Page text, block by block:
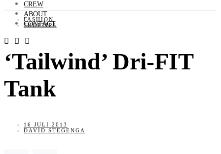
CREW
ABOUT
CONTACT
FASHION
SHOPTIPS
‘Tailwind’ Dri-FIT
Tank
16 JULI 2013
DAVID STEGENGA